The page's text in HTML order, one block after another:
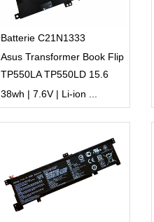
Batterie C21N1333
Asus Transformer Book Flip
TP550LA TP550LD 15.6
38wh | 7.6V | Li-ion ...